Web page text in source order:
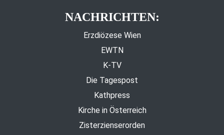
NACHRICHTEN:
Erzdiözese Wien
EWTN
K-TV
Die Tagespost
Kathpress
Kirche in Österreich
Zisterzienserorden